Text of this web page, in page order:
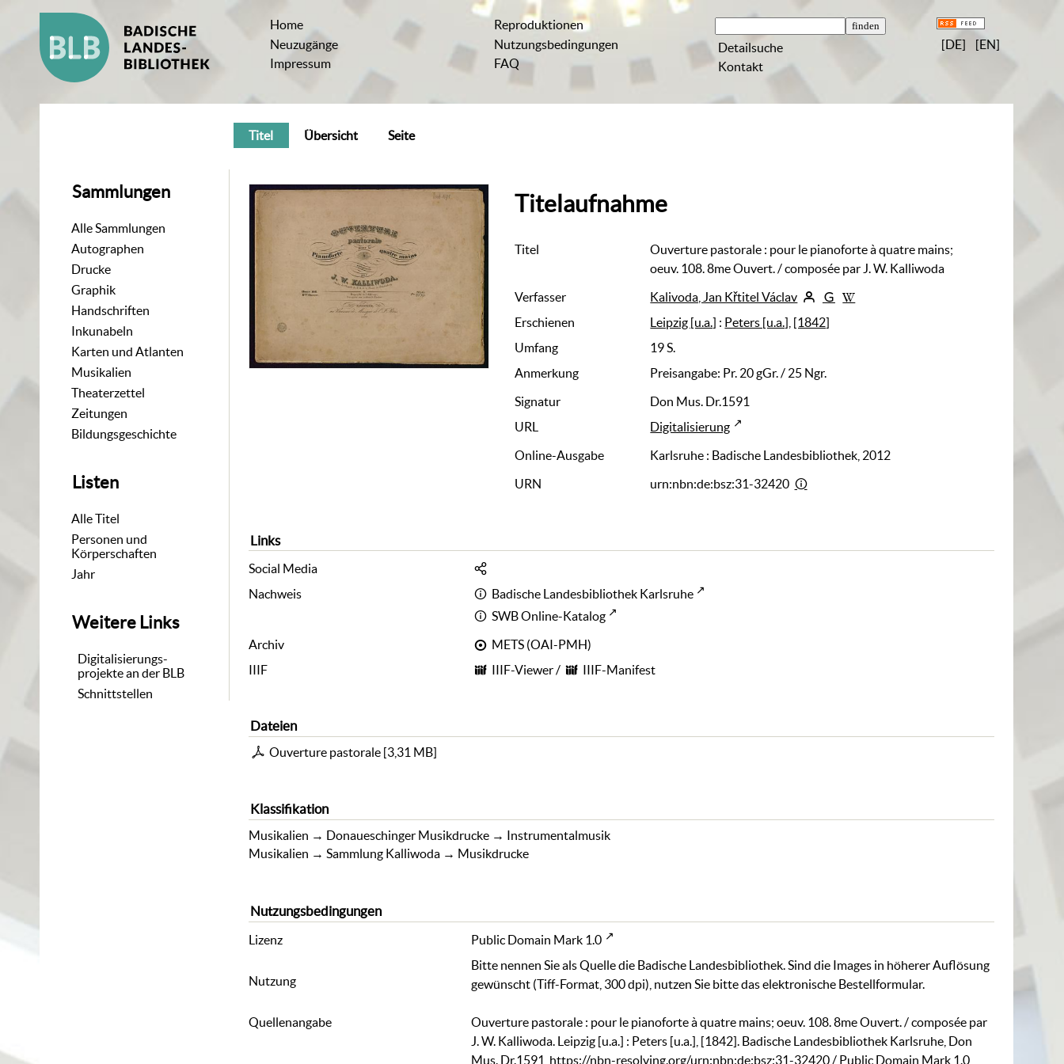
Home
Neuzugänge
Impressum
Reproduktionen
Nutzungsbedingungen
FAQ
Detailsuche
Kontakt
[DE] [EN]
Sammlungen
Alle Sammlungen
Autographen
Drucke
Graphik
Handschriften
Inkunabeln
Karten und Atlanten
Musikalien
Theaterzettel
Zeitungen
Bildungsgeschichte
Listen
Alle Titel
Personen und
Körperschaften
Jahr
Weitere Links
Digitalisierungs-
projekte an der BLB
Schnittstellen
Titel Übersicht Seite
Titelaufnahme
Titel Ouverture pastorale : pour le pianoforte à quatre mains;
oeuv. 108. 8me Ouvert./ composée par J. W. Kalliwoda
Verfasser
Kalivoda, Jan Křtitel Václav
Erschienen
Leipzig [u.a.] : Peters [u.a.] [1842]
Umfang
19 S.
Anmerkung
Preisangabe: Pr. 20 gGr. / 25 Ngr.
Signatur
Don Mus. Dr.1591
URL
Digitalisierung
Online-Ausgabe
Karlsruhe : Badische Landesbibliothek, 2012
URN
urn:nbn:de:bsz:31-32420
Links
Social Media
Nachweis
Badische Landesbibliothek Karlsruhe
SWB Online-Katalog
Archiv
METS (OAI-PMH)
IIIF
IIIF-Viewer/ IIIF-Manifest
Dateien
Ouverture pastorale[3,31 MB]
Klassifikation
Musikalien → Donaueschinger Musikdrucke → Instrumentalmusik
Musikalien →Sammlung Kalliwoda → Musikdrucke
Nutzungsbedingungen
Lizenz Public Domain Mark 1.0
Nutzung
Bitte nennen Sie als Quelle die Badische Landesbibliothek. Sind die Images in höherer Auflösung
gewünscht (Tiff-Format, 300 dpi), nutzen Sie bitte daselektronische Bestellformular.
Quellenangabe
Ouverture pastorale : pour le pianoforte à quatre mains; oeuv. 108. 8me Ouvert. / composée par
J. W. Kalliwoda. Leipzig [u.a.] : Peters [u.a.], [1842]. Badische Landesbibliothek Karlsruhe, Don
Mus. Dr.1591 https://nbn-resolving.org/urn:nbn:de:bsz:31-32420/ Public Domain Mark 1.0